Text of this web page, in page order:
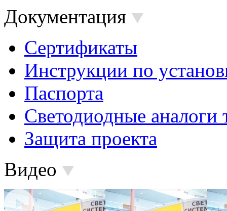
Документация
Сертификаты
Инструкции по
Паспорта
Светодиодные аналоги
Защита проекта
Видео